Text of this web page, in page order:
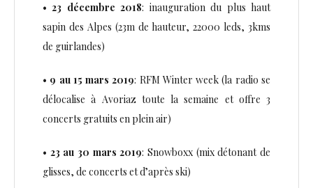
•23 décembre 2018: inauguration du plus haut
sapin des Alpes (23m de hauteur, 22000 leds, 3kms
de guirlandes)
• 9 au 15 mars 2019: RFM Winter week (la radio se
délocalise à Avoriaz toute la semaine et offre 3
concerts gratuits en plein air)
• 23 au 30 mars 2019: Snowboxx (mix détonant de
glisses, de concerts et d’après ski)